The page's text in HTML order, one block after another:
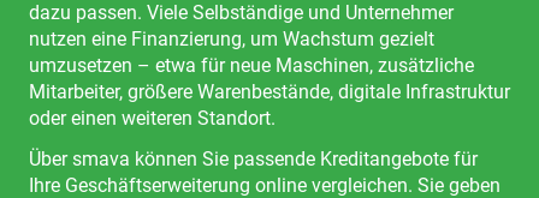
dazu passen. Viele Selbständige und Unternehmer
nutzen eine Finanzierung, um Wachstum gezielt
umzusetzen – etwa für neue Maschinen, zusätzliche
Mitarbeiter, größere Warenbestände, digitale Infrastruktur
oder einen weiteren Standort.
Über smava können Sie passende Kreditangebote für
Ihre Geschäftserweiterung online vergleichen. Sie geben